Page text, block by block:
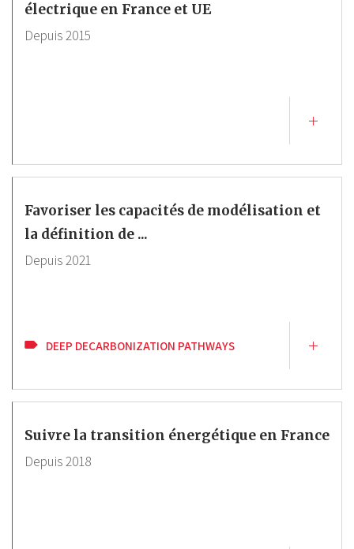
électrique en France et UE
Depuis2015
Favoriser les capacités de modélisation et
la définition de ...
Depuis2021
DEEP DECARBONIZATION PATHWAYS
Suivre la transition énergétique en France
Depuis2018